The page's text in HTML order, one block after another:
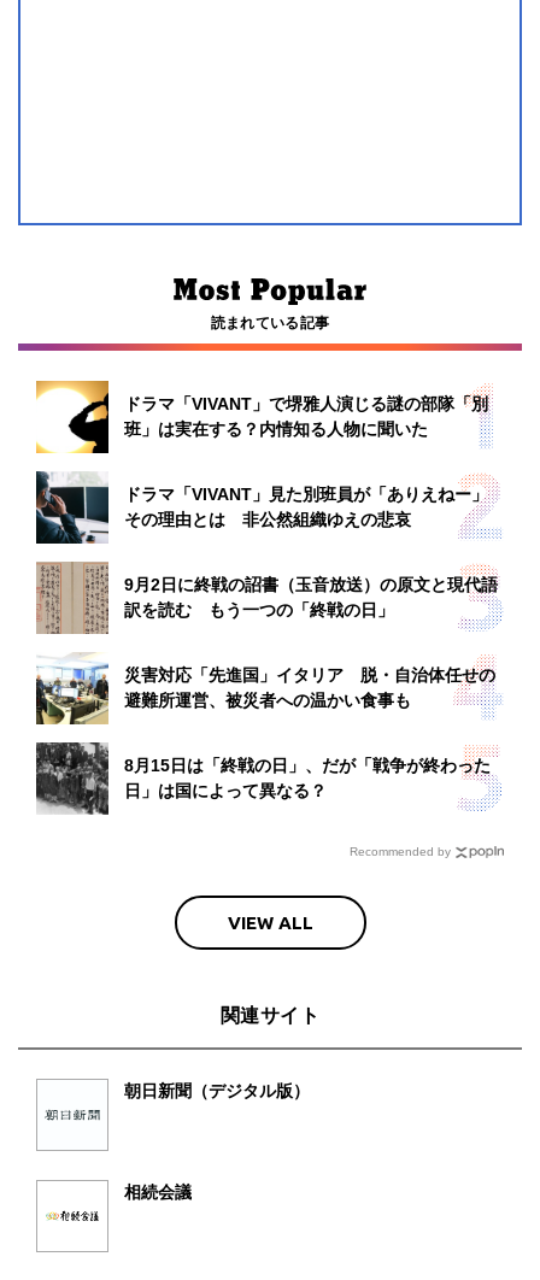
読まれている記事
ドラマ「VIVANT」で堺雅人演じる謎の部隊「別
班」は実在する？内情知る人物に聞いた
ドラマ「VIVANT」見た別班員が「ありえねー」
その理由とは 非公然組織ゆえの悲哀
9月2日に終戦の詔書（玉音放送）の原文と現代語
訳を読む もう一つの「終戦の日」
災害対応「先進国」イタリア 脱・自治体任せの
避難所運営、被災者への温かい食事も
8月15日は「終戦の日」、だが「戦争が終わった
日」は国によって異なる？
Recommended by
VIEW ALL
関連サイト
朝日新聞（デジタル版）
相続会議